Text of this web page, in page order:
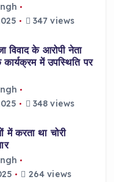
347 views
के आरोपी नेता
में उपस्थिति पर
348 views
करता था चोरी
264 views